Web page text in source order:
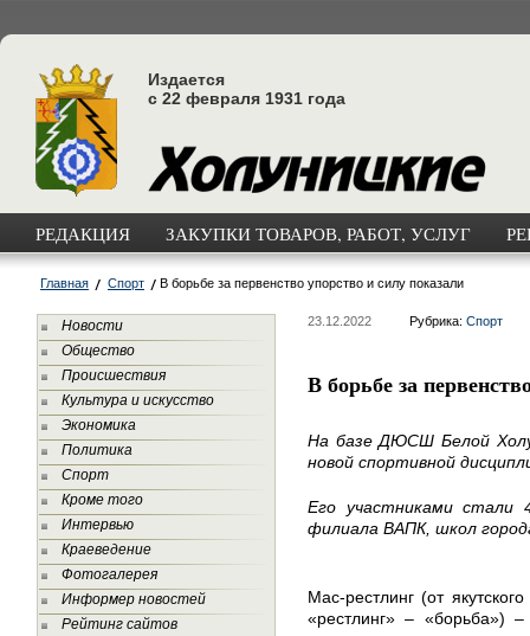
Издается
с 22 февраля 1931 года
РЕДАКЦИЯ ЗАКУПКИ ТОВАРОВ, РАБОТ, УСЛУГ
Главная Спорт В борьбе за первенство упорство и силу показали
Новости
Общество
Происшествия
Культура и искусство
Экономика
Политика
Спорт
Кроме того
Интервью
Краеведение
Фотогалерея
Информер новостей
Рейтинг сайтов
23.12.2022 Рубрика: Спорт
В борьбе за
На базе ДЮСШ Белой
новой спортивной
Его участниками стали
филиала ВАПК, школ
Мас-рестлинг (от
«рестлинг» – «борьба»)